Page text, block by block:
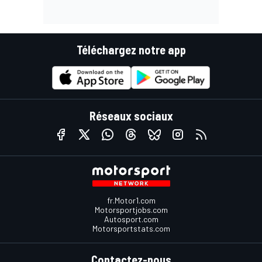
Téléchargez notre app
Réseaux sociaux
fr.Motor1.com
Motorsportjobs.com
Autosport.com
Motorsportstats.com